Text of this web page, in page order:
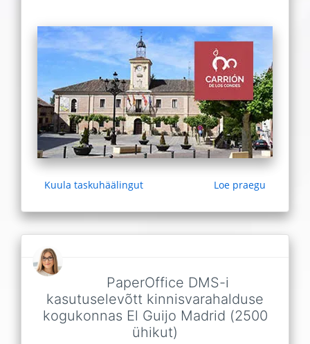
Kuula taskuhäälingut Loe praegu
PaperOffice DMS-i
kasutuselevõtt kinnisvarahalduse
kogukonnas El Guijo Madrid (2500
ühikut)